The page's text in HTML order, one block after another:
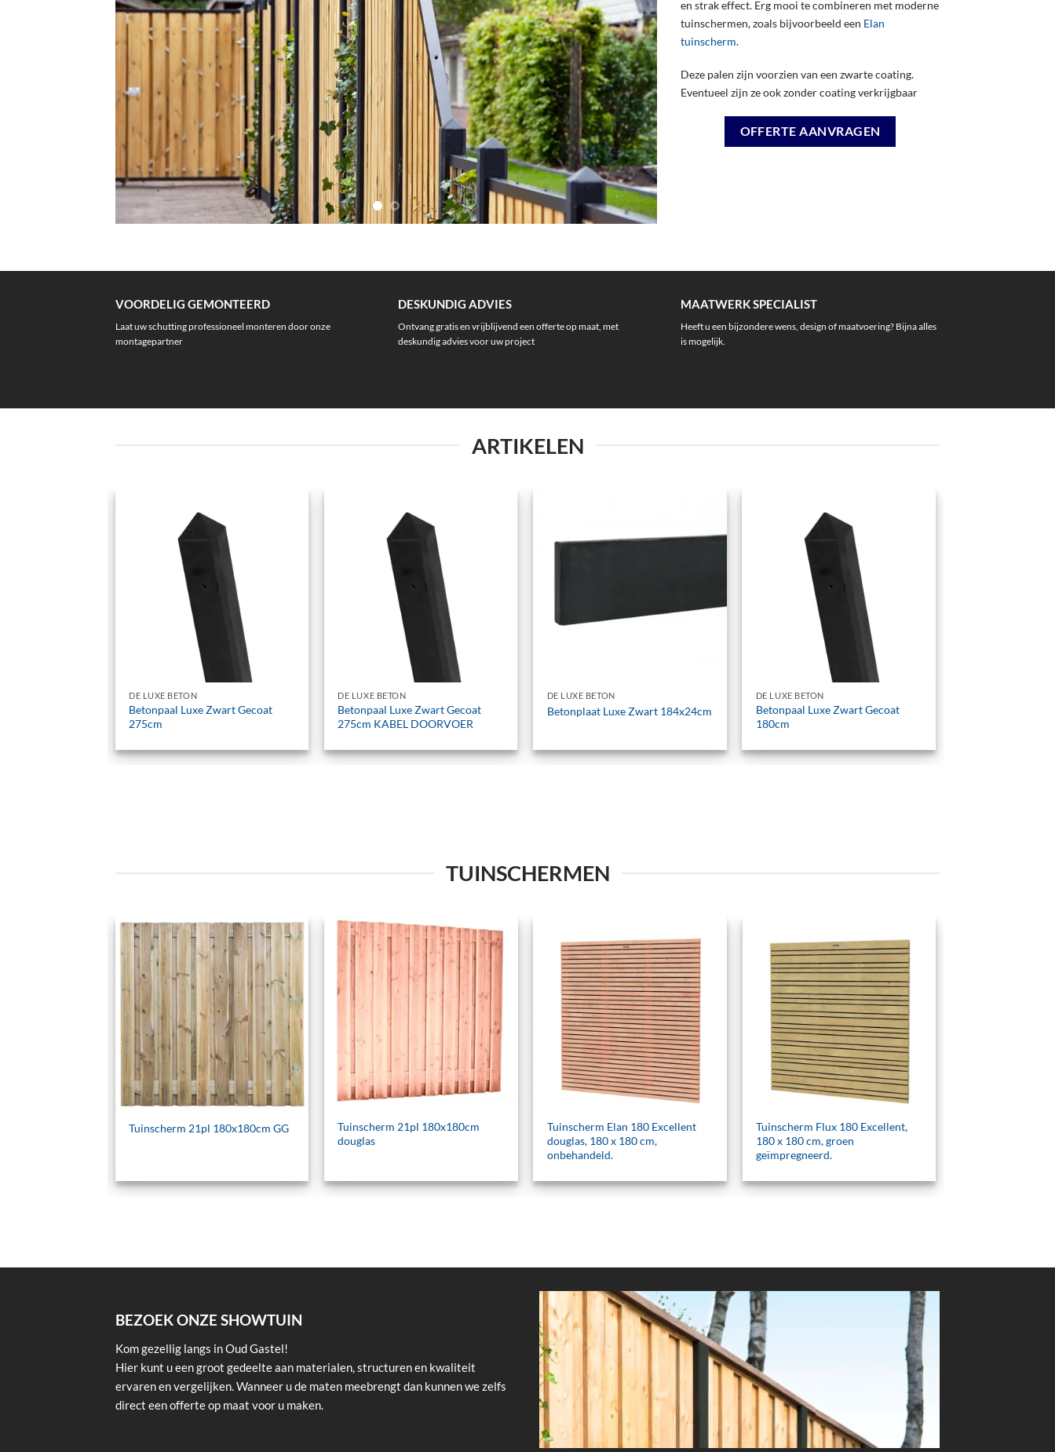
en strak effect. Erg mooi te combineren met moderne
tuinschermen, zoals bijvoorbeeld een Elan
tuinscherm.
Deze palen zijn voorzien van een zwarte coating.
Eventueel zijn ze ook zonder coating verkrijgbaar
OFFERTE AANVRAGEN
VOORDELIG GEMONTEERD
Laat uw schutting professioneel monteren door onze
montagepartner
DESKUNDIG ADVIES
Ontvang gratis en vrijblijvend een offerte op maat, met
deskundig advies voor uw project
MAATWERK SPECIALIST
Heeft u een bijzondere wens, design of maatvoering? Bijna alles
is mogelijk.
ARTIKELEN
DE LUXE BETON
Betonpaal Luxe Zwart Gecoat
275cm
DE LUXE BETON
Betonpaal Luxe Zwart Gecoat
275cm KABEL DOORVOER
DE LUXE BETON
Betonplaat Luxe Zwart 184x24cm
DE LUXE BETON
Betonpaal Luxe Zwart Gecoat
180cm
TUINSCHERMEN
Tuinscherm 21pl 180x180cm GG
Tuinscherm 21pl 180x180cm
douglas
Tuinscherm Elan 180 Excellent
douglas, 180 x 180 cm,
onbehandeld.
Tuinscherm Flux 180 Excellent,
180 x 180 cm, groen
geïmpregneerd.
BEZOEK ONZE SHOWTUIN
Kom gezellig langs in Oud Gastel!
Hier kunt u een groot gedeelte aan materialen, structuren en kwaliteit
ervaren en vergelijken. Wanneer u de maten meebrengt dan kunnen we zelfs
direct een offerte op maat voor u maken.